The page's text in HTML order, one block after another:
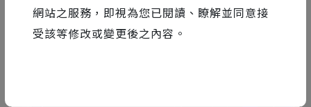
網站之服務，即視為您已閱讀、瞭解並同意接
受該等修改或變更後之內容。